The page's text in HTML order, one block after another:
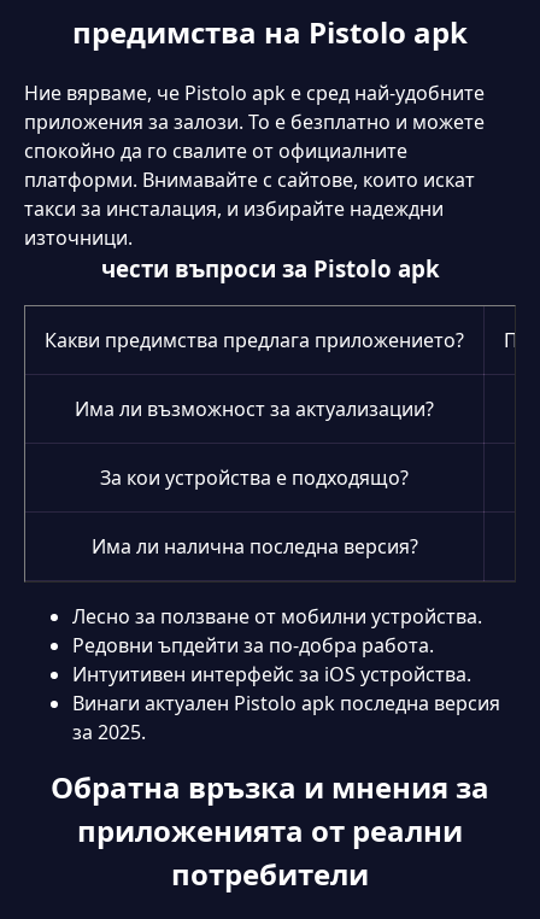
предимства на Pistolo apk
Ние вярваме, че Pistolo apk е сред най-удобните
приложения за залози. То е безплатно и можете
спокойно да го свалите от официалните
платформи. Внимавайте с сайтове, които искат
такси за инсталация, и избирайте надеждни
източници.
чести въпроси за Pistolo apk
Какви предимства предлага приложението?
Има ли възможност за актуализации?
За кои устройства е подходящо?
Има ли налична последна версия?
Лесно за ползване от мобилни устройства.
Редовни ъпдейти за по-добра работа.
Интуитивен интерфейс за iOS устройства.
Винаги актуален Pistolo apk последна версия
за 2025.
Обратна връзка и мнения за
приложенията от реални
потребители